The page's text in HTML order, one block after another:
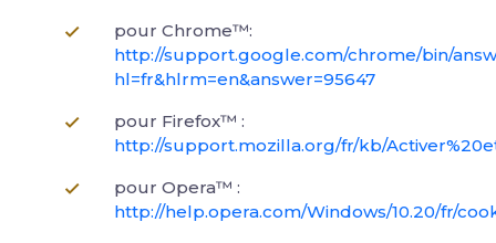
pour Chrome™:
http://support.google.com/chrome/bin/
hl=fr&hlrm=en&answer=95647
pour Firefox™ :
http://support.mozilla.org/fr/kb/
pour Opera™ :
http://help.opera.com/Windows/10.20/fr/